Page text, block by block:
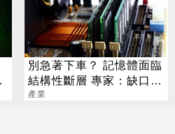
別急著下車？ 記憶體面臨
結構性斷層 專家：缺口最
兇的是「它」
產業